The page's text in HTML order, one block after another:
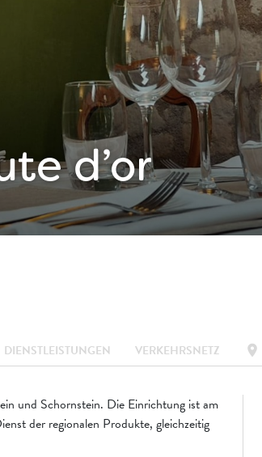
d’or
DIENSTLEISTUNGEN VERKEHRSNETZ location_on
und Schornstein. Die Einrichtung ist am
der regionalen Produkte, gleichzeitig